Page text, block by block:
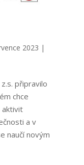
2023 |
připravilo
chce
aktivit
a v
naučí novým